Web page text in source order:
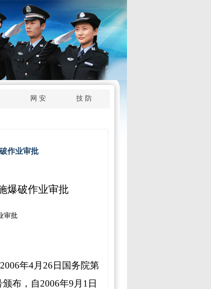
网 安 技 防
作业审批
爆破作业审批
审批
2006年4月 26 日 国务院第
颁布，自2006年9 月 1 日